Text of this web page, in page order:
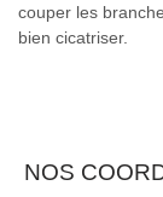
couper les
bien cicatriser.
NOS